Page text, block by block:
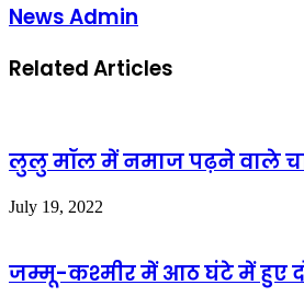
News Admin
Related Articles
लुलु मॉल में नमाज पढ़ने वाले चार
July 19, 2022
जम्मू-कश्मीर में आठ घंटे में हुए